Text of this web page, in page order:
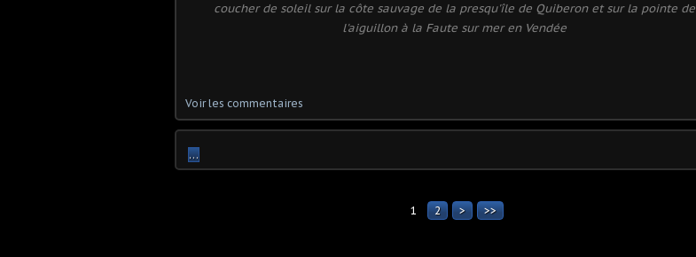
coucher de soleil sur la côte sauvage de la presqu'île de Quiberon et sur la pointe de
l'aiguillon à la Faute sur mer en Vendée
Voir les commentaires
…
1 2 > >>